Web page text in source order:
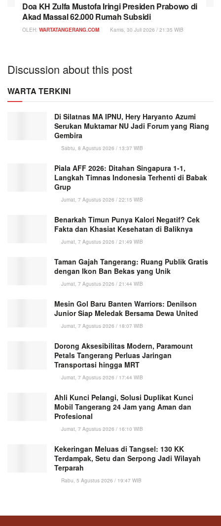
Doa KH Zulfa Mustofa Iringi Presiden Prabowo di
Akad Massal 62.000 Rumah Subsidi
OLEH: WARTATANGERANG.COM Kamis, 30 Juli 2026 / 21:35 WIB
Discussion about this post
WARTA TERKINI
Di Silatnas MA IPNU, Hery Haryanto Azumi
Serukan Muktamar NU Jadi Forum yang Riang
Gembira
Sabtu, 8 Agustus 2026 / 13:37 WIB
Piala AFF 2026: Ditahan Singapura 1-1,
Langkah Timnas Indonesia Terhenti di Babak
Grup
Jumat, 7 Agustus 2026 / 22:15 WIB
Benarkah Timun Punya Kalori Negatif? Cek
Fakta dan Khasiat Kesehatan di Baliknya
Jumat, 7 Agustus 2026 / 21:49 WIB
Taman Gajah Tangerang: Ruang Publik Gratis
dengan Ikon Ban Bekas yang Unik
Jumat, 7 Agustus 2026 / 21:44 WIB
Mesin Gol Baru Banten Warriors: Denilson
Junior Siap Meledak Bersama Dewa United
Jumat, 7 Agustus 2026 / 18:07 WIB
Dorong Aksesibilitas Modern, Paramount
Petals Tangerang Perluas Jaringan
Transportasi hingga MRT
Jumat, 7 Agustus 2026 / 17:44 WIB
Ahli Kunci Pelangi, Solusi Duplikat Kunci
Mobil Tangerang 24 Jam yang Aman dan
Profesional
Jumat, 7 Agustus 2026 / 16:10 WIB
Kekeringan Meluas di Tangsel: 130 KK
Terdampak, Setu dan Serpong Jadi Wilayah
Terparah
Rabu, 5 Agustus 2026 / 19:47 WIB